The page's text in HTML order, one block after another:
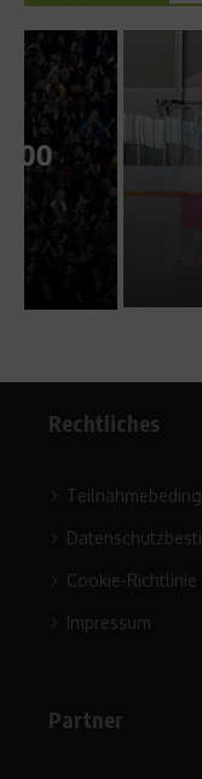
Rechtliches
Cookie-Richtlinie
Impressum
Partner